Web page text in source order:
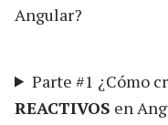
Angular?
Parte #1 ¿Cómo
REACTIVOS en